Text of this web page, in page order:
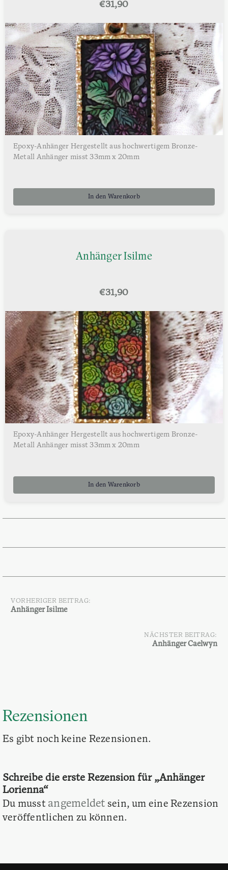
€31,90
Epoxy-Anhänger Hergestellt aus hochwertigem Bronze-
Metall Anhänger misst 33mm x 20mm
In den Warenkorb
Anhänger Isilme
€31,90
Epoxy-Anhänger Hergestellt aus hochwertigem Bronze-
Metall Anhänger misst 33mm x 20mm
In den Warenkorb
Beitragsnavigation
VORHERIGER BEITRAG:
Anhänger Isilme
NÄCHSTER BEITRAG:
Anhänger Caelwyn
Rezensionen
Es gibt noch keine Rezensionen.
Schreibe die erste Rezension für „Anhänger
Lorienna“
Du musst angemeldet sein, um eine Rezension
veröffentlichen zu können.